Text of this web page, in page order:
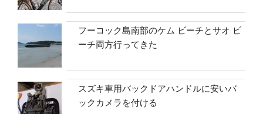
フーコック島南部のケム ビーチとサオ ビ
ーチ両方行ってきた
スズキ車用バックドアハンドルに安いバ
ックカメラを付ける